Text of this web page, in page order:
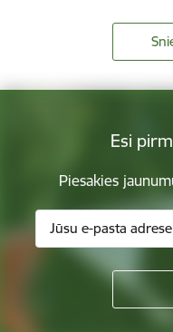
Esi
Piesakies